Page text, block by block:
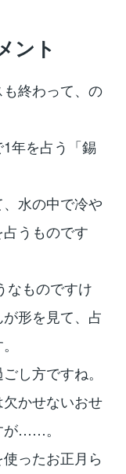
ント
終わって、の
年を占う「錫
水の中で冷や
うものです
なものですけ
形を見て、占
し方ですね。
かせないおせ
が……。
ったお正月ら